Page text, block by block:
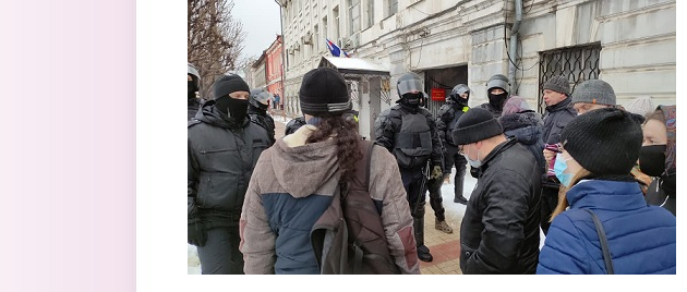
Перейти к основному содержанию